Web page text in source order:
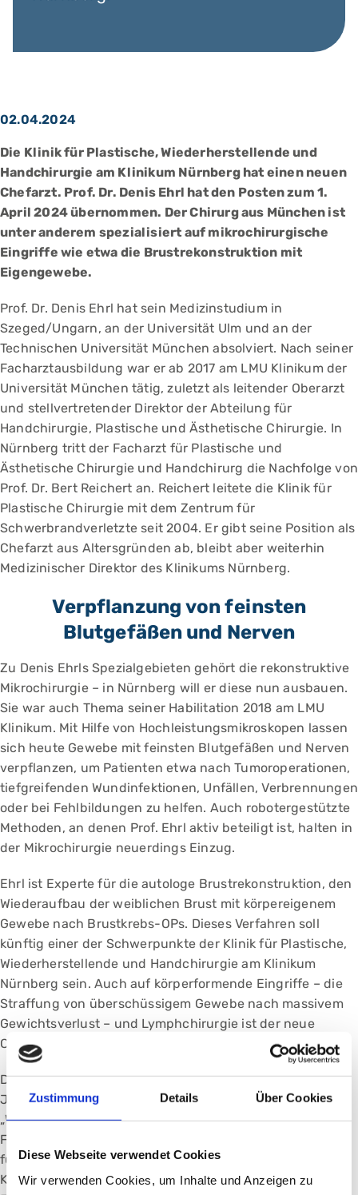
Zustimmung Details Über Cookies
Diese Webseite verwendet Cookies
Wir verwenden Cookies, um Inhalte und Anzeigen zu
02.04.2024
Die Klinik für Plastische, Wiederherstellende und
Handchirurgie am Klinikum Nürnberg hat einen neuen
Chefarzt. Prof. Dr. Denis Ehrl hat den Posten zum 1.
April 2024 übernommen. Der Chirurg aus München ist
unter anderem spezialisiert auf mikrochirurgische
Eingriffe wie etwa die Brustrekonstruktion mit
Eigengewebe.
Prof. Dr. Denis Ehrl hat sein Medizinstudium in
Szeged/Ungarn, an der Universität Ulm und an der
Technischen Universität München absolviert. Nach seiner
Facharztausbildung war er ab 2017 am LMU Klinikum der
Universität München tätig, zuletzt als leitender Oberarzt
und stellvertretender Direktor der Abteilung für
Handchirurgie, Plastische und Ästhetische Chirurgie. In
Nürnberg tritt der Facharzt für Plastische und
Ästhetische Chirurgie und Handchirurg die Nachfolge von
Prof. Dr. Bert Reichert an. Reichert leitete die Klinik für
Plastische Chirurgie mit dem Zentrum für
Schwerbrandverletzte seit 2004. Er gibt seine Position als
Chefarzt aus Altersgründen ab, bleibt aber weiterhin
Medizinischer Direktor des Klinikums Nürnberg.
Verpflanzung von feinsten
Blutgefäßen und Nerven
Zu Denis Ehrls Spezialgebieten gehört die rekonstruktive
Mikrochirurgie – in Nürnberg will er diese nun ausbauen.
Sie war auch Thema seiner Habilitation 2018 am LMU
Klinikum. Mit Hilfe von Hochleistungsmikroskopen lassen
sich heute Gewebe mit feinsten Blutgefäßen und Nerven
verpflanzen, um Patienten etwa nach Tumoroperationen,
tiefgreifenden Wundinfektionen, Unfällen, Verbrennungen
oder bei Fehlbildungen zu helfen. Auch robotergestützte
Methoden, an denen Prof. Ehrl aktiv beteiligt ist, halten in
der Mikrochirurgie neuerdings Einzug.
Ehrl ist Experte für die autologe Brustrekonstruktion, den
Wiederaufbau der weiblichen Brust mit körpereigenem
Gewebe nach Brustkrebs-OPs. Dieses Verfahren soll
künftig einer der Schwerpunkte der Klinik für Plastische,
Wiederherstellende und Handchirurgie am Klinikum
Nürnberg sein. Auch auf körperformende Eingriffe – die
Straffung von überschüssigem Gewebe nach massivem
Gewichtsverlust – und Lymphchirurgie ist der neue
Chefarzt spezialisiert.
Der Schlüssel zum Behandlungserfolg liegt für den 41-
Jährigen in der fachübergreifenden Zusammenarbeit.
„Wir behandeln in der Plastischen Chirurgie von Kopf bis
Fuß. Das kann die Transplantation eines Zehs als Ersatz
für einen amputierten Daumen sein, das können
Kopftumore, Defekte am Körperstamm oder an den